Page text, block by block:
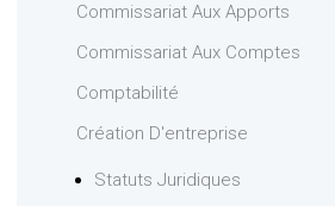
Commissariat Aux Apports
Commissariat Aux Comptes
Comptabilité
Création D'entreprise
Statuts Juridiques